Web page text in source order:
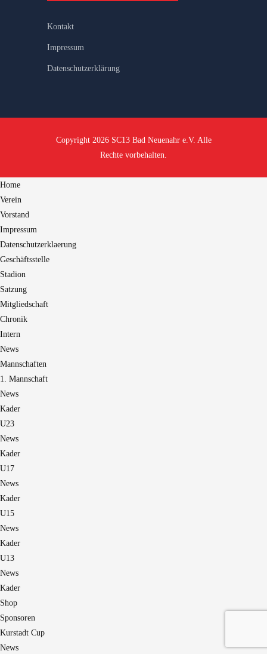
Kontakt
Impressum
Datenschutzerklärung
Copyright 2026 SC13 Bad Neuenahr e.V. Alle
Rechte vorbehalten.
Home
Verein
Vorstand
Impressum
Datenschutzerklaerung
Geschäftsstelle
Stadion
Satzung
Mitgliedschaft
Chronik
Intern
News
Mannschaften
1. Mannschaft
News
Kader
U23
News
Kader
U17
News
Kader
U15
News
Kader
U13
News
Kader
Shop
Sponsoren
Kurstadt Cup
News